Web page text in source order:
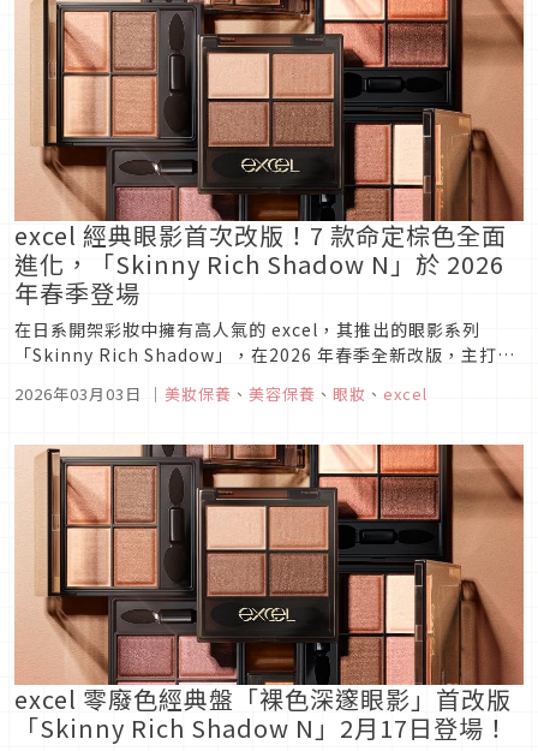
excel 經典眼影首次改版！7 款命定棕色全面
進化，「Skinny Rich Shadow N」於 2026
年春季登場
在日系開架彩妝中擁有高人氣的 excel，其推出的眼影系列
「Skinny Rich Shadow」，在2026 年春季全新改版，主打
近亞洲膚色的棕色～米色系配色深受喜愛，無論是彩妝新手還是
2026年03月03日 ｜ 美妝保養 、 美容保養 、 眼妝 、 excel
excel 零廢色經典盤「裸色深邃眼影」首改版
「Skinny Rich Shadow N」2月17日登場！